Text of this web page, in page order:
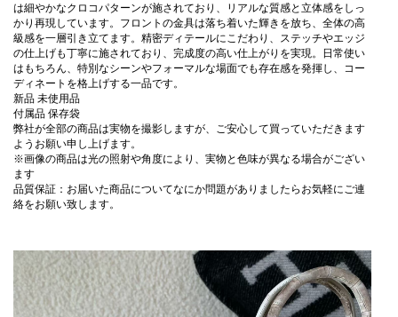
は細やかなクロコパターンが施されており、リアルな質感と立体感をしっ
かり再現しています。フロントの金具は落ち着いた輝きを放ち、全体の高
級感を一層引き立てます。精密ディテールにこだわり、ステッチやエッジ
の仕上げも丁寧に施されており、完成度の高い仕上がりを実現。日常使い
はもちろん、特別なシーンやフォーマルな場面でも存在感を発揮し、コー
ディネートを格上げする一品です。
新品 未使用品
付属品 保存袋
弊社が全部の商品は実物を撮影しますが、ご安心して買っていただきます
ようお願い申し上げます。
※画像の商品は光の照射や角度により、実物と色味が異なる場合がござい
ます
品質保証：お届いた商品についてなにか問題がありましたらお気軽にご連
絡をお願い致します。